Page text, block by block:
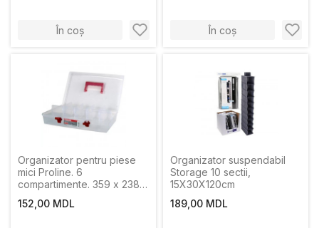
În coș În coș
Organizator pentru piese
mici Proline. 6
compartimente. 359 x 238 x
152,00 MDL
Organizator suspendabil
Storage 10 sectii,
15X30X120cm
189,00 MDL